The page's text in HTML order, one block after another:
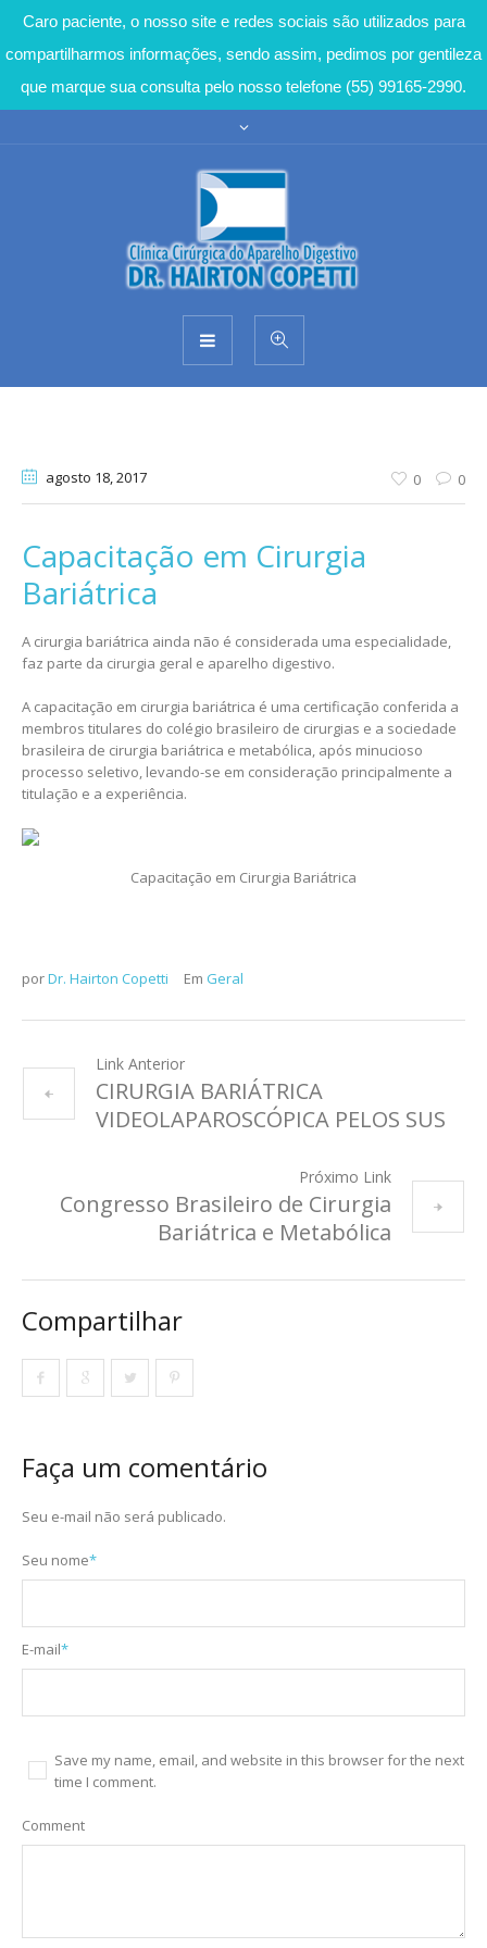
Caro paciente, o nosso site e redes sociais são utilizados para
compartilharmos informações, sendo assim, pedimos por gentileza
que marque sua consulta pelo nosso telefone (55) 99165-2990.
agosto 18, 2017 0 0
Capacitação em Cirurgia
Bariátrica
A cirurgia bariátrica ainda não é considerada uma especialidade,
faz parte da cirurgia geral e aparelho digestivo.
A capacitação em cirurgia bariátrica é uma certificação conferida a
membros titulares do colégio brasileiro de cirurgias e a sociedade
brasileira de cirurgia bariátrica e metabólica, após minucioso
processo seletivo, levando-se em consideração principalmente a
titulação e a experiência.
Capacitação em Cirurgia Bariátrica
porDr. Hairton Copetti Em Geral
Link Anterior
CIRURGIA BARIÁTRICA
VIDEOLAPAROSCÓPICA PELOS SUS
Próximo Link
Congresso Brasileiro de Cirurgia
Bariátrica e Metabólica
Compartilhar
Faça um comentário
Seu e-mail não será publicado.
Seu nome*
E-mail*
Save my name, email, and website in this browser for the next
time I comment.
Comment